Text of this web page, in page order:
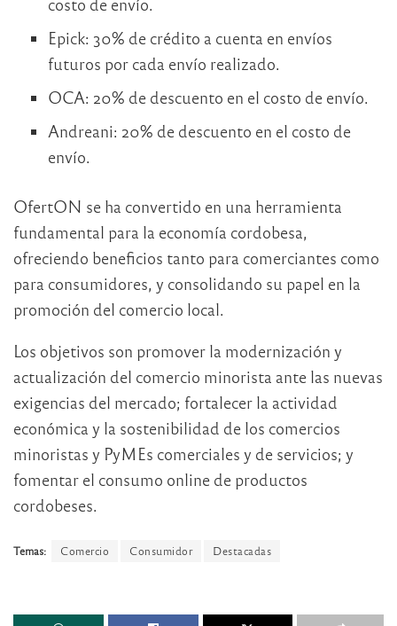
costo de envío.
Epick: 30% de crédito a cuenta en envíos
futuros por cada envío realizado.
OCA: 20% de descuento en el costo de envío.
Andreani: 20% de descuento en el costo de
envío.
OfertON se ha convertido en una herramienta
fundamental para la economía cordobesa,
ofreciendo beneficios tanto para comerciantes como
para consumidores, y consolidando su papel en la
promoción del comercio local.
Los objetivos son promover la modernización y
actualización del comercio minorista ante las nuevas
exigencias del mercado; fortalecer la actividad
económica y la sostenibilidad de los comercios
minoristas y PyMEs comerciales y de servicios; y
fomentar el consumo online de productos
cordobeses.
Temas: Comercio Consumidor Destacadas